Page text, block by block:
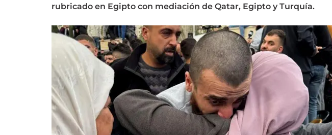
rubricado en Egipto con mediación de Qatar, Egipto y Turquía.